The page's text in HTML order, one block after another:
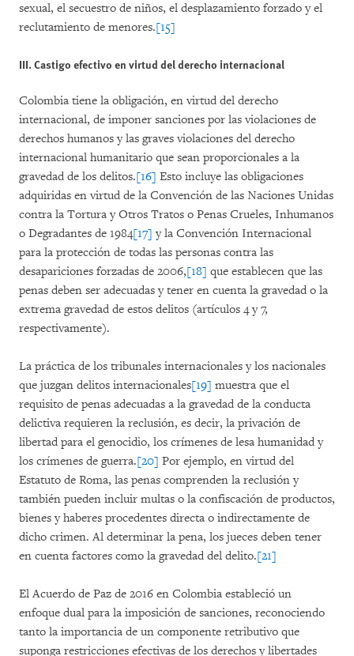
sexual, el secuestro de niños, el desplazamiento forzado y el
reclutamiento de menores.[15]
III. Castigo efectivo en virtud del derecho internacional
Colombia tiene la obligación, en virtud del derecho
internacional, de imponer sanciones por las violaciones de
derechos humanos y las graves violaciones del derecho
internacional humanitario que sean proporcionales a la
gravedad de los delitos.[16] Esto incluye las obligaciones
adquiridas en virtud de la Convención de las Naciones Unidas
contra la Tortura y Otros Tratos o Penas Crueles, Inhumanos
o Degradantes de 1984[17] y la Convención Internacional
para la protección de todas las personas contra las
desapariciones forzadas de 2006,[18] que establecen que las
penas deben ser adecuadas y tener en cuenta la gravedad o la
extrema gravedad de estos delitos (artículos 4 y 7,
respectivamente).
La práctica de los tribunales internacionales y los nacionales
que juzgan delitos internacionales[19] muestra que el
requisito de penas adecuadas a la gravedad de la conducta
delictiva requieren la reclusión, es decir, la privación de
libertad para el genocidio, los crímenes de lesa humanidad y
los crímenes de guerra.[20] Por ejemplo, en virtud del
Estatuto de Roma, las penas comprenden la reclusión y
también pueden incluir multas o la confiscación de productos,
bienes y haberes procedentes directa o indirectamente de
dicho crimen. Al determinar la pena, los jueces deben tener
en cuenta factores como la gravedad del delito.[21]
El Acuerdo de Paz de 2016 en Colombia estableció un
enfoque dual para la imposición de sanciones, reconociendo
tanto la importancia de un componente retributivo que
suponga restricciones efectivas de los derechos y libertades